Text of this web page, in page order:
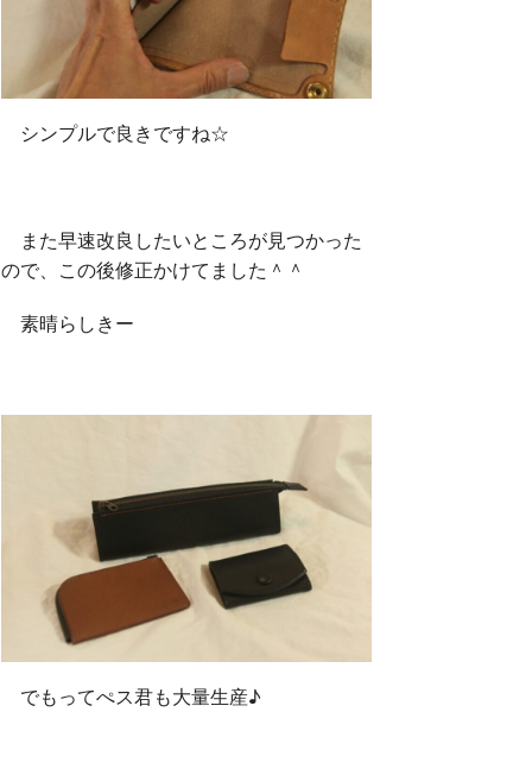
シンプルで良きですね☆
また早速改良したいところが見つかった
ので、この後修正かけてました＾＾
素晴らしきー
でもってぺス君も大量生産♪